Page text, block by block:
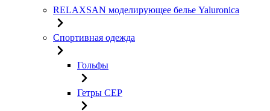
RELAXSAN моделирующее белье Yaluroniсa
Спортивная одежда
Гольфы
Гетры CEP